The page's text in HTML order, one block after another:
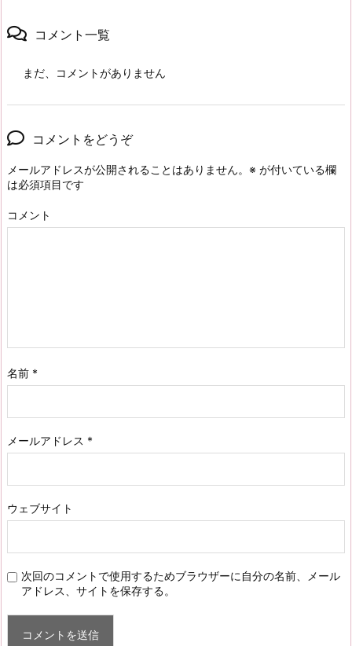
コメント一覧
まだ、コメントがありません
コメントをどうぞ
メールアドレスが公開されることはありません。 ※ が付いている欄
は必須項目です
コメント
名前 *
メールアドレス *
ウェブサイト
次回のコメントで使用するためブラウザーに自分の名前、メール
アドレス、サイトを保存する。